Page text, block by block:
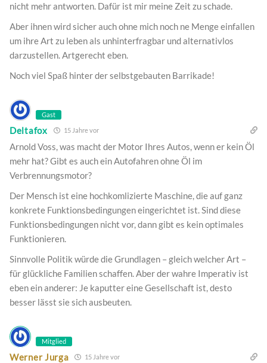
nicht mehr antworten. Dafür ist mir meine Zeit zu schade.
Aber ihnen wird sicher auch ohne mich noch ne Menge einfallen
um ihre Art zu leben als unhinterfragbar und alternativlos
darzustellen. Artgerecht eben.
Noch viel Spaß hinter der selbstgebauten Barrikade!
Gast
Deltafox 15 Jahre vor
Arnold Voss, was macht der Motor Ihres Autos, wenn er kein Öl
mehr hat? Gibt es auch ein Autofahren ohne Öl im
Verbrennungsmotor?
Der Mensch ist eine hochkomlizierte Maschine, die auf ganz
konkrete Funktionsbedingungen eingerichtet ist. Sind diese
Funktionsbedingungen nicht vor, dann gibt es kein optimales
Funktionieren.
Sinnvolle Politik würde die Grundlagen – gleich welcher Art –
für glückliche Familien schaffen. Aber der wahre Imperativ ist
eben ein anderer: Je kaputter eine Gesellschaft ist, desto
besser lässt sie sich ausbeuten.
Mitglied
Werner Jurga 15 Jahre vor